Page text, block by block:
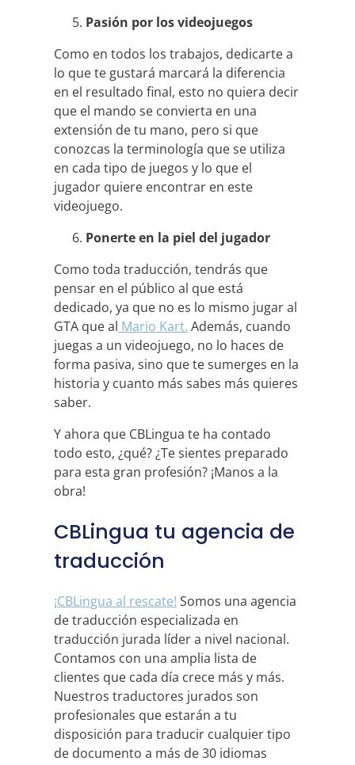
Pasión por los videojuegos
Como en todos los trabajos, dedicarte a
lo que te gustará marcará la diferencia
en el resultado final, esto no quiera decir
que el mando se convierta en una
extensión de tu mano, pero si que
conozcas la terminología que se utiliza
en cada tipo de juegos y lo que el
jugador quiere encontrar en este
videojuego.
Ponerte en la piel del jugador
Como toda traducción, tendrás que
pensar en el público al que está
dedicado, ya que no es lo mismo jugar al
GTA que al Mario Kart. Además, cuando
juegas a un videojuego, no lo haces de
forma pasiva, sino que te sumerges en la
historia y cuanto más sabes más quieres
saber.
Y ahora que CBLingua te ha contado
todo esto, ¿qué? ¿Te sientes preparado
para esta gran profesión? ¡Manos a la
obra!
CBLingua tu agencia de
traducción
¡CBLingua al rescate! Somos una agencia
de traducción especializada en
traducción jurada líder a nivel nacional.
Contamos con una amplia lista de
clientes que cada día crece más y más.
Nuestros traductores jurados son
profesionales que estarán a tu
disposición para traducir cualquier tipo
de documento a más de 30 idiomas